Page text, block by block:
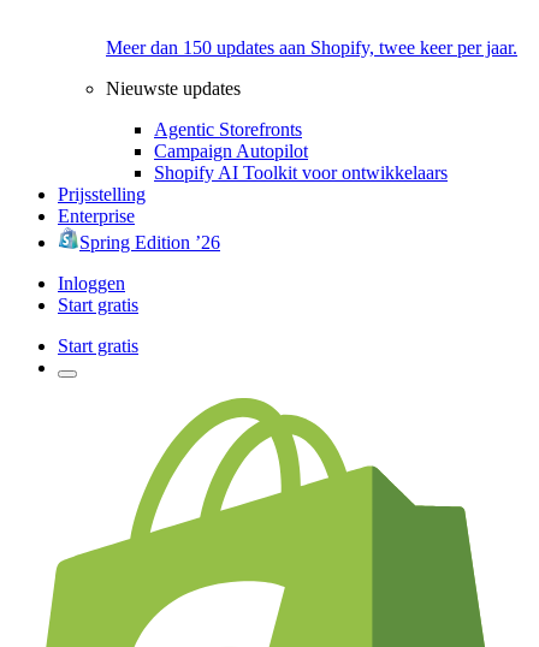
Meer dan 150 updates aan Shopify, twee keer per jaar.
Nieuwste updates
Agentic Storefronts
Campaign Autopilot
Shopify AI Toolkit voor ontwikkelaars
Prijsstelling
Enterprise
Spring Edition ’26
Inloggen
Start gratis
Start gratis